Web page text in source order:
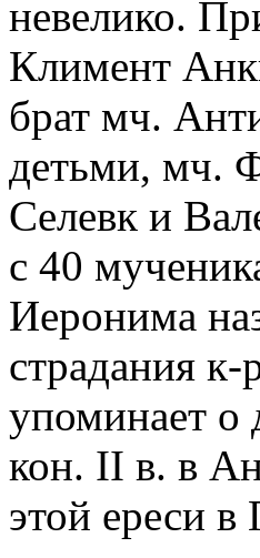
невелико.
Климент
брат мч.
детьми, мч.
Селевк и
с 40
Иеронима
страдания
упоминает о
кон. II в. в
этой ереси в